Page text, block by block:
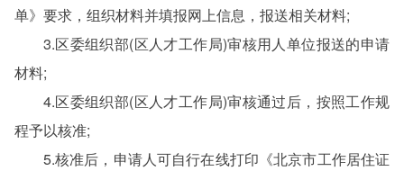
单》要求，组织材料并填报网上信息，报送相关材料;
3.区委组织部(区人才工作局)审核用人单位报送的申请
材料;
4.区委组织部(区人才工作局)审核通过后，按照工作规
程予以核准;
5.核准后，申请人可自行在线打印《北京市工作居住证